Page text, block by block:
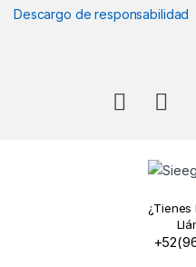
Descargo de responsabilidad
¿Tienes